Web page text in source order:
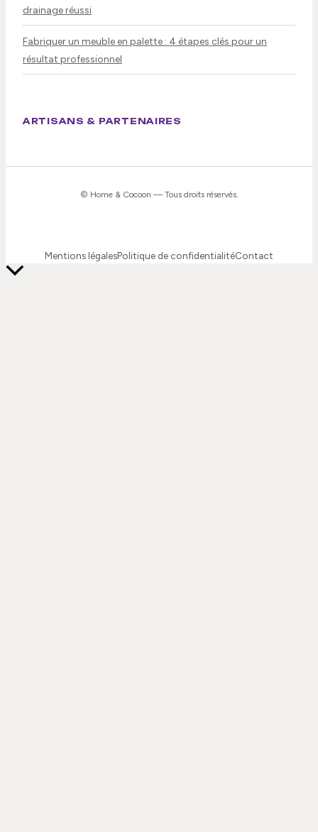
drainage réussi
Fabriquer un meuble en palette : 4 étapes clés pour un
résultat professionnel
ARTISANS & PARTENAIRES
© Home & Cocoon — Tous droits réservés.
Mentions légalesPolitique de confidentialitéContact